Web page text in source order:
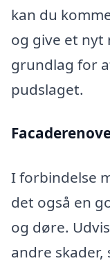
kan du
og give et nyt
grundlag for
pudslaget.
I forbindelse
det også en
og døre.
andre skader,